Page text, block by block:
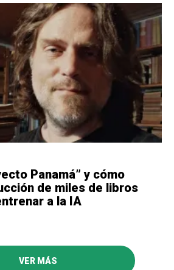
Panamá” y cómo
de miles de libros
a la IA
VER MÁS